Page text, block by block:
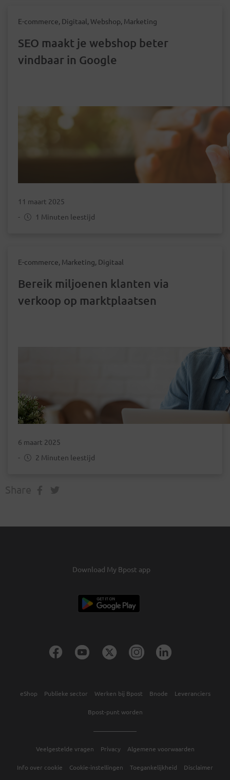
E-commerce, Digitaal, Webshop, Marketing
SEO maakt je webshop beter
vindbaar in Google
11 maart 2025
-
1 Minuten leestijd
E-commerce, Marketing, Digitaal
Bereik miljoenen klanten via
verkoop op marktplaatsen
6 maart 2025
-
2 Minuten leestijd
Download My Bpost app
Veelgestelde vragen Privacy Algemene voorwaarden
Info over cookie Cookie-instellingen Toegankelijkheid Disclaimer
eShop Publieke sector Werken bij Bpost Bnode Leveranciers
Bpost-punt worden